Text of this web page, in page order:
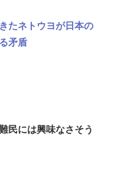
たネトウヨが日本の
矛盾
民には興味なさそう